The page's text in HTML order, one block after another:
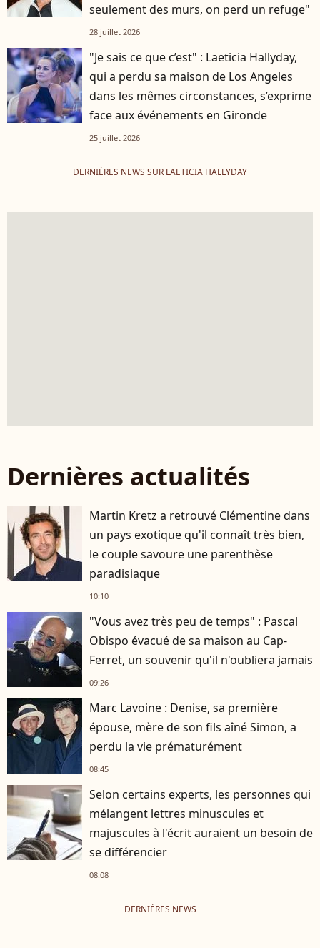
seulement des murs, on perd un refuge"
28 juillet 2026
"Je sais ce que c’est" : Laeticia Hallyday,
qui a perdu sa maison de Los Angeles
dans les mêmes circonstances, s’exprime
face aux événements en Gironde
25 juillet 2026
DERNIÈRES NEWS SUR LAETICIA HALLYDAY
Dernières actualités
Martin Kretz a retrouvé Clémentine dans
un pays exotique qu'il connaît très bien,
le couple savoure une parenthèse
paradisiaque
10:10
"Vous avez très peu de temps" : Pascal
Obispo évacué de sa maison au Cap-
Ferret, un souvenir qu'il n'oubliera jamais
09:26
Marc Lavoine : Denise, sa première
épouse, mère de son fils aîné Simon, a
perdu la vie prématurément
08:45
Selon certains experts, les personnes qui
mélangent lettres minuscules et
majuscules à l'écrit auraient un besoin de
se différencier
08:08
DERNIÈRES NEWS